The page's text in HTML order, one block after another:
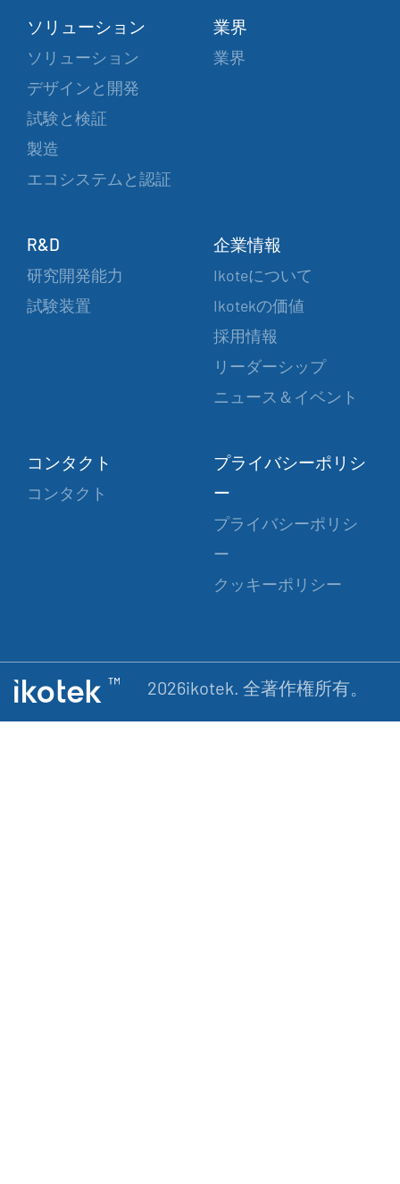
ソリューション
ソリューション
デザインと開発
試験と検証
製造
エコシステムと認証
業界
業界
R&D
研究開発能力
試験装置
企業情報
Ikoteについて
Ikotekの価値
採用情報
リーダーシップ
ニュース＆イベント
コンタクト
コンタクト
プライバシーポリシ
ー
プライバシーポリシ
ー
クッキーポリシー
2026ikotek. 全著作権所有。